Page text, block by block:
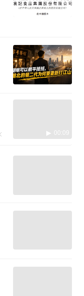
00:09